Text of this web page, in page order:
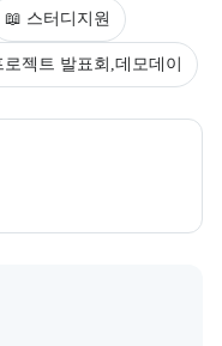
📖 스터디지원
로젝트 발표회,데모데이
내 내용을 제공한다.
을 제공한다.